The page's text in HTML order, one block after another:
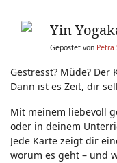
Yoga Psychologie
Neuigkeiten -
Yin
Gepostet von Petra
Gestresst? Müde?
Dann ist es Zeit, dir
Mit meinem liebevoll
oder in deinem
Jede Karte zeigt dir
worum es geht – und